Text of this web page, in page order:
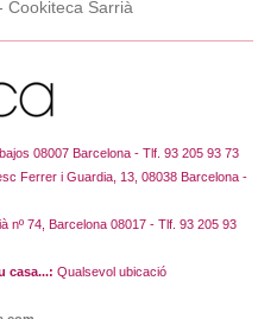
Cookiteca Sarrià
08007 Barcelona - Tlf. 93 205 93 73
Ferrer i Guardia, 13, 08038 Barcelona -
nº 74, Barcelona 08017 - Tlf. 93 205 93
casa...: Qualsevol ubicació